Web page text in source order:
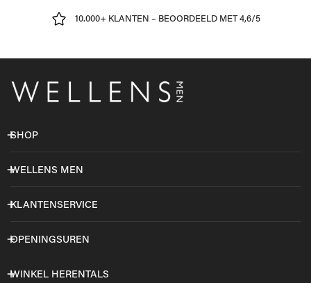
10.000+ KLANTEN – BEOORDEELD MET 4,6/5
SHOP
WELLENS MEN
KLANTENSERVICE
OPENINGSUREN
WINKEL HERENTALS